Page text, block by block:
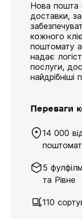
Нова пошта
доставки,
кожного
поштомату
надає
послуги,
найдрібніші
Переваги
14 000
5
та Рівне
110